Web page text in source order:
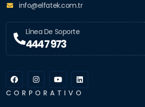
info@elfatek.com.tr
Línea De Soporte
444 7 973
CORPORATIVO